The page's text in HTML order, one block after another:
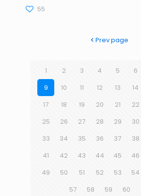
55
Prev page
1 2 3 4 5 6
9
10 11 12 13 14
17
18 19 20 21 22
25
26 27 28 29 30
33
34 35 36 37 38
41
42 43 44 45 46
49
50 51 52 53 54
57
58 59 60